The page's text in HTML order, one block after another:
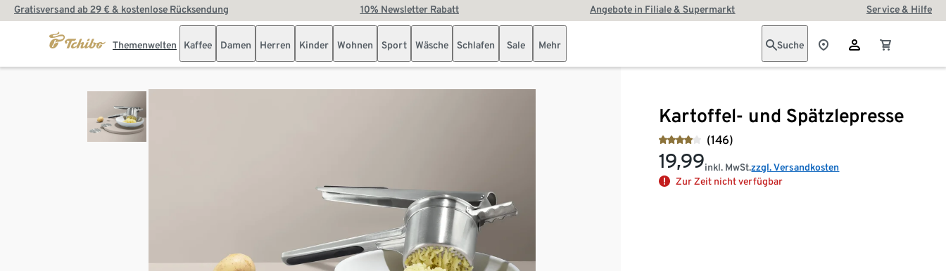
Gratisversand ab 29 € & kostenlose Rücksendung 10% Newsletter Rabatt Angebote in Filiale & Supermarkt Service & Hilfe
Themenwelten Kaffee Damen Herren Kinder Wohnen Sport Wäsche Schlafen Sale Mehr Suche
Kartoffel- und Spätzlepresse
(146)
19,99inkl. MwSt.zzgl. Versandkosten
Zur Zeit nicht verfügbar